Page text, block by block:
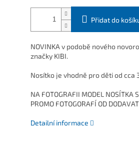
Přidat do
NOVINKA v podobě nového
značky KIBI.
Nosítko je vhodně pro děti od cca
NA FOTOGRAFII MODEL NOSÍTKA
PROMO FOTOGORAFÍ OD
Detailní informace